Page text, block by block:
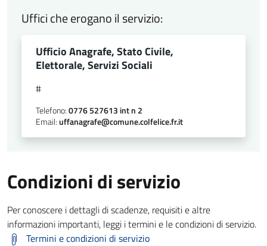
Uffici che erogano il servizio:
Ufficio Anagrafe, Stato Civile,
Elettorale, Servizi Sociali
#
Telefono:0776 527613 int n 2
Email:uffanagrafe@comune.colfelice.fr.it
Condizioni di servizio
Per conoscere i dettagli di scadenze, requisiti e altre
informazioni importanti, leggi i termini e le condizioni di servizio.
Termini e condizioni di servizio